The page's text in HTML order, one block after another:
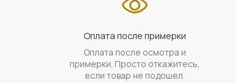
Оплата после примерки
Оплата после осмотра и
примерки. Просто откажитесь,
если товар не подошел.